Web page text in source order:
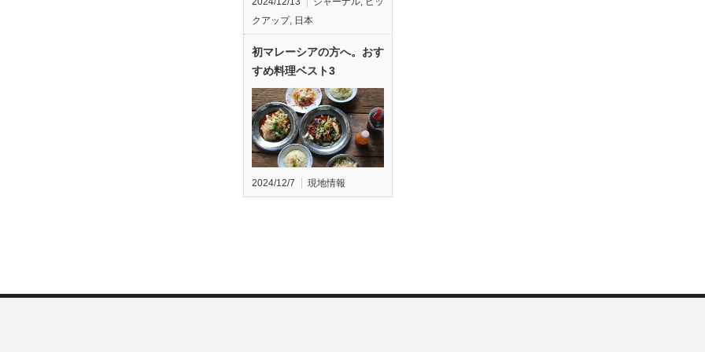
クアップ, 日本
初マレーシアの方へ。おす
すめ料理ベスト3
2024/12/7 現地情報